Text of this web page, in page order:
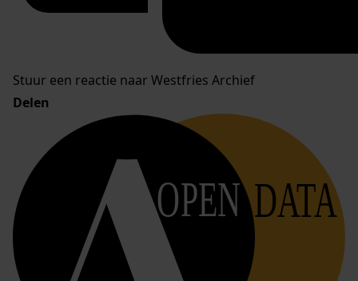
Stuur een reactie naar Westfries Archief
Delen
OPEN DATA